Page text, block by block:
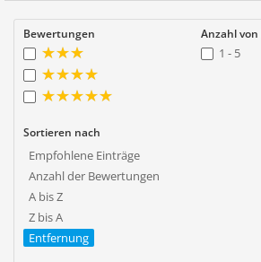
Bewertungen Anzahl
1 - 5
Sortieren nach
Empfohlene Einträge
Anzahl der Bewertungen
A bis Z
Z bis A
Entfernung